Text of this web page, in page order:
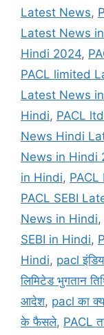
Latest News,
Latest News
Hindi 2024,
PACL limited
Latest News
Hindi, PACL
News Hindi
News in Hindi
in Hindi,
PACL SEBI
News in Hindi,
SEBI in Hindi,
Hindi, pacl
लिमिटेड भुगतान
आदेश, pacl का
के फैसले, PACL